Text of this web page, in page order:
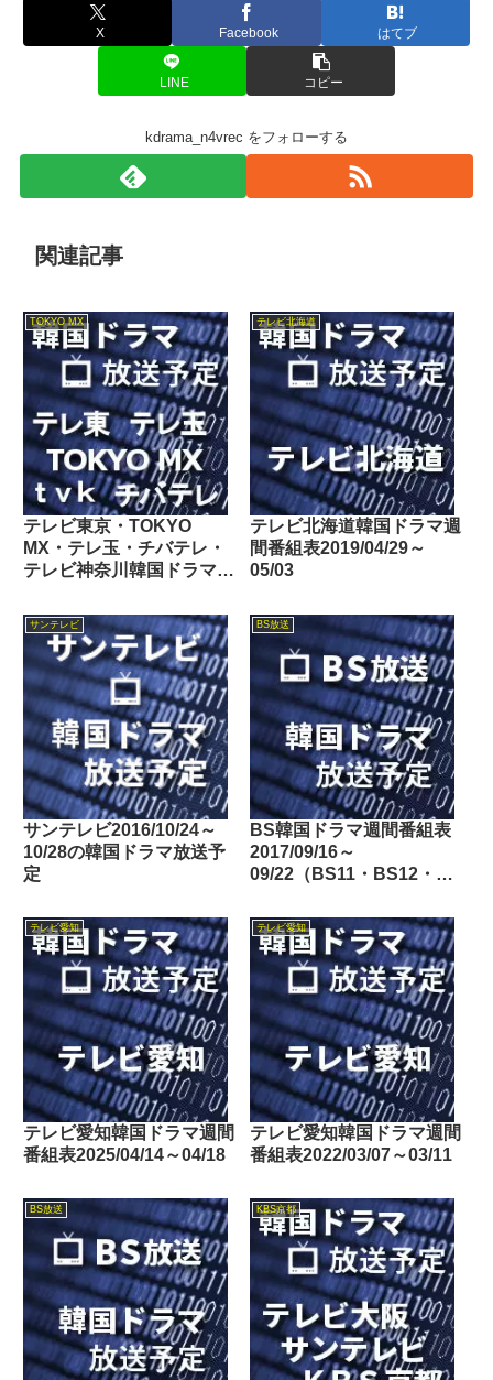
X Facebook はてブ
LINE コピー
kdrama_n4vrec をフォローする
関連記事
TOKYO MX
テレビ東京・TOKYO
MX・テレ玉・チバテレ・
テレビ神奈川韓国ドラマ週
11/07
テレビ北海道
テレビ北海道韓国ドラマ週
間番組表2019/04/29～
05/03
サンテレビ
サンテレビ2016/10/24～
10/28の韓国ドラマ放送予
定
BS放送
BS韓国ドラマ週間番組表
2017/09/16～
09/22（BS11・BS12・
テレビ愛知
テレビ愛知韓国ドラマ週間
番組表2025/04/14～04/18
テレビ愛知
テレビ愛知韓国ドラマ週間
番組表2022/03/07～03/11
BS放送 KBS京都